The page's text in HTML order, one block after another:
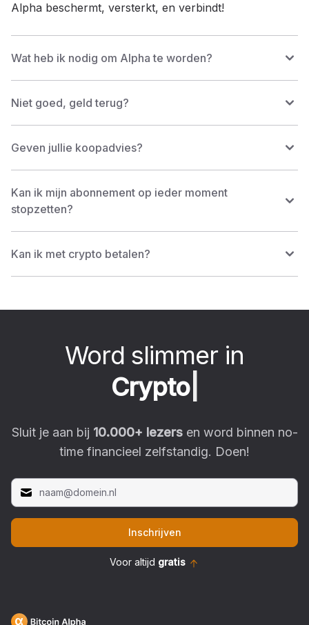
Alpha beschermt, versterkt, en verbindt!
Wat heb ik nodig om Alpha te worden?
Niet goed, geld terug?
Geven jullie koopadvies?
Kan ik mijn abonnement op ieder moment
stopzetten?
Kan ik met crypto betalen?
Word slimmer in
Crypto
Sluit je aan bij 10.000+ lezersen word binnen no-
time financieel zelfstandig. Doen!
Inschrijven
Voor altijd gratis